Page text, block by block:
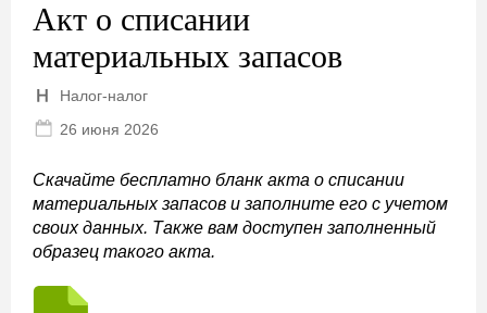
Акт о списании
материальных запасов
Налог-налог
26 июня 2026
Скачайте бесплатно бланк акта о списании
материальных запасов и заполните его с учетом
своих данных. Также вам доступен заполненный
образец такого акта.